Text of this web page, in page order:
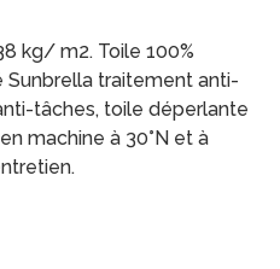
kg/ m2. Toile 100%
traitement anti-
tâches, toile déperlante
machine à 30°N et à